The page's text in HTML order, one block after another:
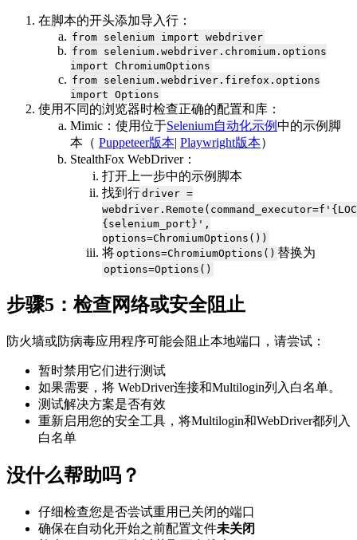
在脚本的开头添加导入行：
from selenium import webdriver
from selenium.webdriver.chromium.options
import ChromiumOptions
from selenium.webdriver.firefox.options
import Options
使用不同的浏览器时检查正确的配置和库：
Mimic：使用位于Selenium自动化示例中的示例脚
本（ Puppeteer版本| Playwright版本）
StealthFox WebDriver：
打开上一步中的示例脚本
找到行driver =
{selenium_port}',
options=ChromiumOptions())
将 options=ChromiumOptions() 替换为
options=Options()
步骤5：检查网络或安全阻止
防火墙或防病毒应用程序可能会阻止本地端口，请尝试：
暂时禁用它们进行测试
如果需要，将 WebDriver连接和Multilogin列入白名单。
测试解决方案是否有效
重新启用您的安全工具，将Multilogin和WebDriver都列入
白名单
没什么帮助吗？
仔细检查您是否尝试重用已关闭的端口
确保在自动化开始之前配置文件未关闭